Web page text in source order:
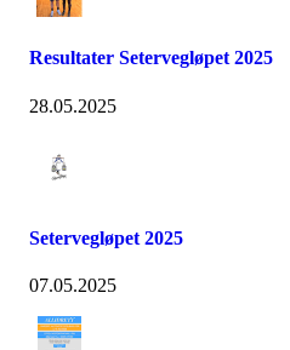
Resultater Setervegløpet 2025
28.05.2025
Setervegløpet 2025
07.05.2025